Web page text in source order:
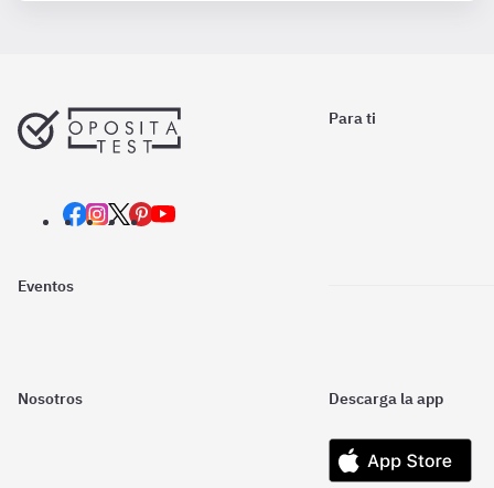
Para ti
Eventos
Nosotros Descarga la app